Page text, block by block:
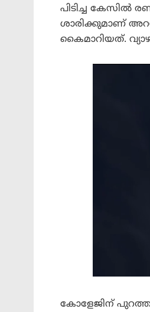
പിടിച്ച കേസിൽ
ശാരിക്കുമാണ്
കൈമാറിയത്.
കോളേജിന്